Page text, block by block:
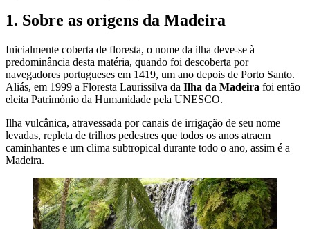
1. Sobre as origens da Madeira
Inicialmente coberta de floresta, o nome da ilha deve-se à
predominância desta matéria, quando foi descoberta por
navegadores portugueses em 1419, um ano depois de Porto Santo.
Aliás, em 1999 a Floresta Laurissilva da Ilha da Madeira foi então
eleita Património da Humanidade pela UNESCO.
Ilha vulcânica, atravessada por canais de irrigação de seu nome
levadas, repleta de trilhos pedestres que todos os anos atraem
caminhantes e um clima subtropical durante todo o ano, assim é a
Madeira.